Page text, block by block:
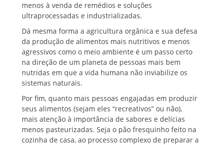
menos à venda de remédios e soluções
ultraprocessadas e industrializadas.
Dá mesma forma a agricultura orgânica e sua defesa
da produção de alimentos mais nutritivos e menos
agressivos como o meio ambiente é um passo certo
na direção de um planeta de pessoas mais bem
nutridas em que a vida humana não inviabilize os
sistemas naturais.
Por fim, quanto mais pessoas engajadas em produzir
seus alimentos (sejam eles “recreativos” ou não),
mais atenção à importância de sabores e delícias
menos pasteurizadas. Seja o pão fresquinho feito na
cozinha de casa, ao processo complexo de preparar a